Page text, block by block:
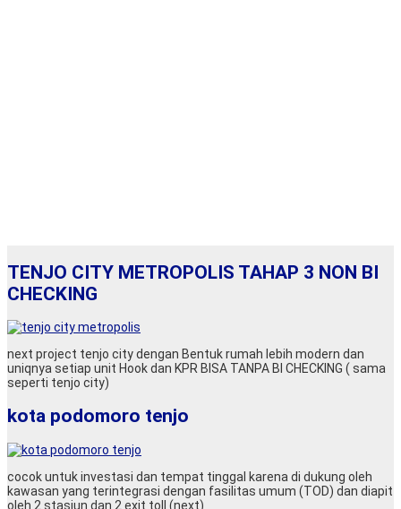
TENJO CITY METROPOLIS TAHAP 3 NON BI
CHECKING
next project tenjo city dengan Bentuk rumah lebih modern dan
uniqnya setiap unit Hook dan KPR BISA TANPA BI CHECKING ( sama
seperti tenjo city)
kota podomoro tenjo
cocok untuk investasi dan tempat tinggal karena di dukung oleh
kawasan yang terintegrasi dengan fasilitas umum (TOD) dan diapit
oleh 2 stasiun dan 2 exit toll (next)